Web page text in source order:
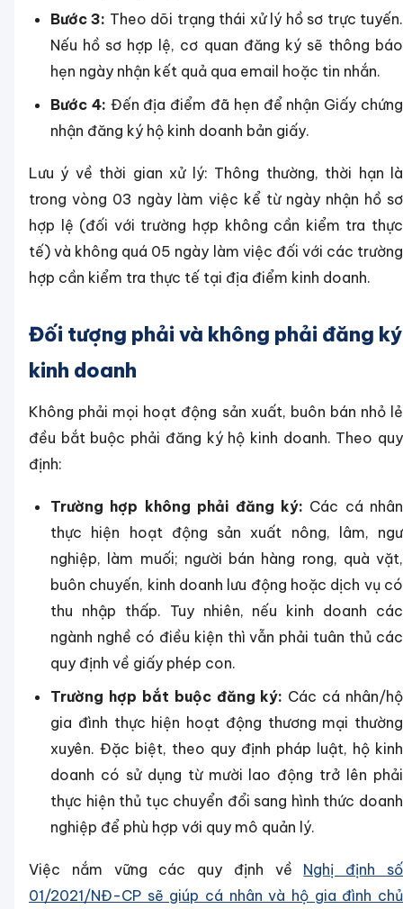
Bước 3: Theo dõi trạng thái xử lý hồ sơ trực tuyến.
Nếu hồ sơ hợp lệ, cơ quan đăng ký sẽ thông báo
hẹn ngày nhận kết quả qua email hoặc tin nhắn.
Bước 4: Đến địa điểm đã hẹn để nhận Giấy chứng
nhận đăng ký hộ kinh doanh bản giấy.
Lưu ý về thời gian xử lý: Thông thường, thời hạn là
trong vòng 03 ngày làm việc kể từ ngày nhận hồ sơ
hợp lệ (đối với trường hợp không cần kiểm tra thực
tế) và không quá 05 ngày làm việc đối với các trường
hợp cần kiểm tra thực tế tại địa điểm kinh doanh.
Đối tượng phải và không phải đăng ký
kinh doanh
Không phải mọi hoạt động sản xuất, buôn bán nhỏ lẻ
đều bắt buộc phải đăng ký hộ kinh doanh. Theo quy
định:
Trường hợp không phải đăng ký: Các cá nhân
thực hiện hoạt động sản xuất nông, lâm, ngư
nghiệp, làm muối; người bán hàng rong, quà vặt,
buôn chuyến, kinh doanh lưu động hoặc dịch vụ có
thu nhập thấp. Tuy nhiên, nếu kinh doanh các
ngành nghề có điều kiện thì vẫn phải tuân thủ các
quy định về giấy phép con.
Trường hợp bắt buộc đăng ký: Các cá nhân/hộ
gia đình thực hiện hoạt động thương mại thường
xuyên. Đặc biệt, theo quy định pháp luật, hộ kinh
doanh có sử dụng từ mười lao động trở lên phải
thực hiện thủ tục chuyển đổi sang hình thức doanh
nghiệp để phù hợp với quy mô quản lý.
Việc nắm vững các quy định về Nghị định số
01/2021/NĐ-CP sẽ giúp cá nhân và hộ gia đình chủ